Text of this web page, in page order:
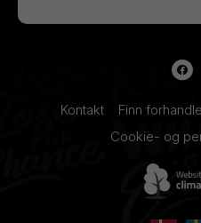
Kontakt Finn
Cookie- og